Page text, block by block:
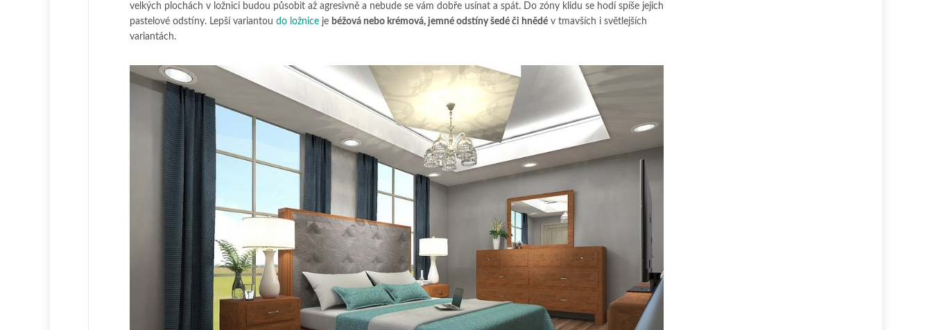
velkých plochách v ložnici budou působit až agresivně a nebude se vám dobře usínat a spát. Do zóny klidu se hodí spíše jejich
pastelové odstíny. Lepší variantou do ložnice je béžová nebo krémová, jemné odstíny šedé či hnědé v tmavších i světlejších
variantách.